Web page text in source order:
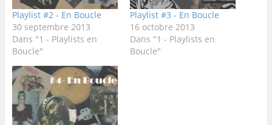
Playlist #2 - En Boucle
30 septembre 2013
Dans "1 - Playlists en
Boucle"
Playlist #3 - En Boucle
16 octobre 2013
Dans "1 - Playlists en
Boucle"